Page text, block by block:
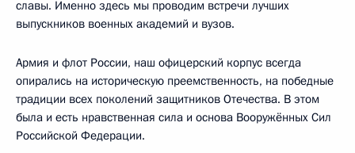
славы. Именно здесь мы проводим встречи лучших
выпускников военных академий и вузов.
Армия и флот России, наш офицерский корпус всегда
опирались на историческую преемственность, на победные
традиции всех поколений защитников Отечества. В этом
была и есть нравственная сила и основа Вооружённых Сил
Российской Федерации.